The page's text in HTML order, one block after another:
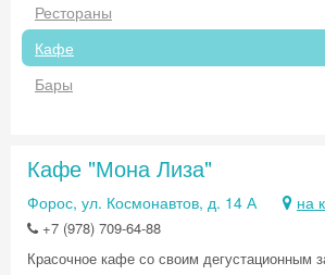
Рестораны
Кафе
Бары
Кафе "Мона Лиза"
Форос, ул. Космонавтов, д. 14 А на
+7 (978) 709-64-88
Красочное кафе со своим дегустационным